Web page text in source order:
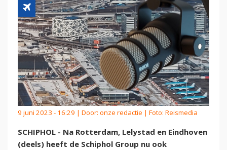
9 juni 2023 - 16:29 | Door: onze redactie | Foto: Reismedia
SCHIPHOL - Na Rotterdam, Lelystad en Eindhoven
(deels) heeft de Schiphol Group nu ook